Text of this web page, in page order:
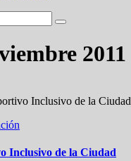
2011
Inclusivo de la Ciudad
Inclusivo de la Ciudad